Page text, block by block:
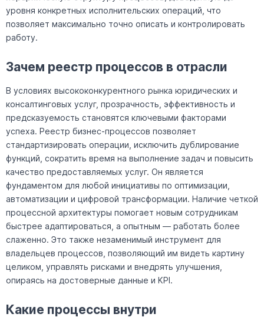
уровня конкретных исполнительских операций, что
позволяет максимально точно описать и контролировать
работу.
Зачем реестр процессов в отрасли
В условиях высококонкурентного рынка юридических и
консалтинговых услуг, прозрачность, эффективность и
предсказуемость становятся ключевыми факторами
успеха. Реестр бизнес-процессов позволяет
стандартизировать операции, исключить дублирование
функций, сократить время на выполнение задач и повысить
качество предоставляемых услуг. Он является
фундаментом для любой инициативы по оптимизации,
автоматизации и цифровой трансформации. Наличие четкой
процессной архитектуры помогает новым сотрудникам
быстрее адаптироваться, а опытным — работать более
слаженно. Это также незаменимый инструмент для
владельцев процессов, позволяющий им видеть картину
целиком, управлять рисками и внедрять улучшения,
опираясь на достоверные данные и KPI.
Какие процессы внутри